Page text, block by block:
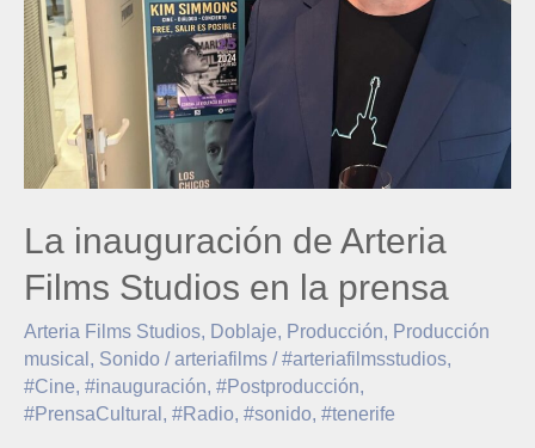
La inauguración de Arteria
Films Studios en la prensa
Arteria Films Studios, Doblaje, Producción, Producción
musical , Sonido /arteriafilms /#arteriafilmsstudios,
#Cine, #inauguración, #Postproducción,
#PrensaCultural , #Radio, #sonido, #tenerife
en
la
prensa